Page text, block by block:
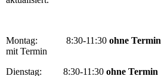
Montag: 8:30-11:30 ohne Termin
mit Termin
Dienstag: 8:30-11:30 ohne Termin